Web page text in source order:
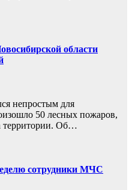
области
непростым для
50 лесных пожаров,
территории. Об…
сотрудники МЧС